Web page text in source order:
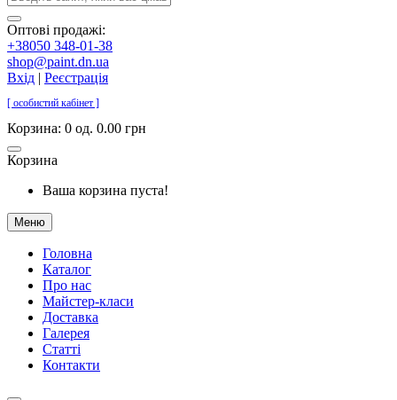
Оптові продажі:
+38050 348-01-38
shop@paint.dn.ua
Вхід | Реєстрація
[ особистий кабінет ]
Корзина: 0 од. 0.00 грн
Корзина
Ваша корзина пуста!
Меню
Головна
Каталог
Про нас
Майстер-класи
Доставка
Галерея
Статтi
Контакти